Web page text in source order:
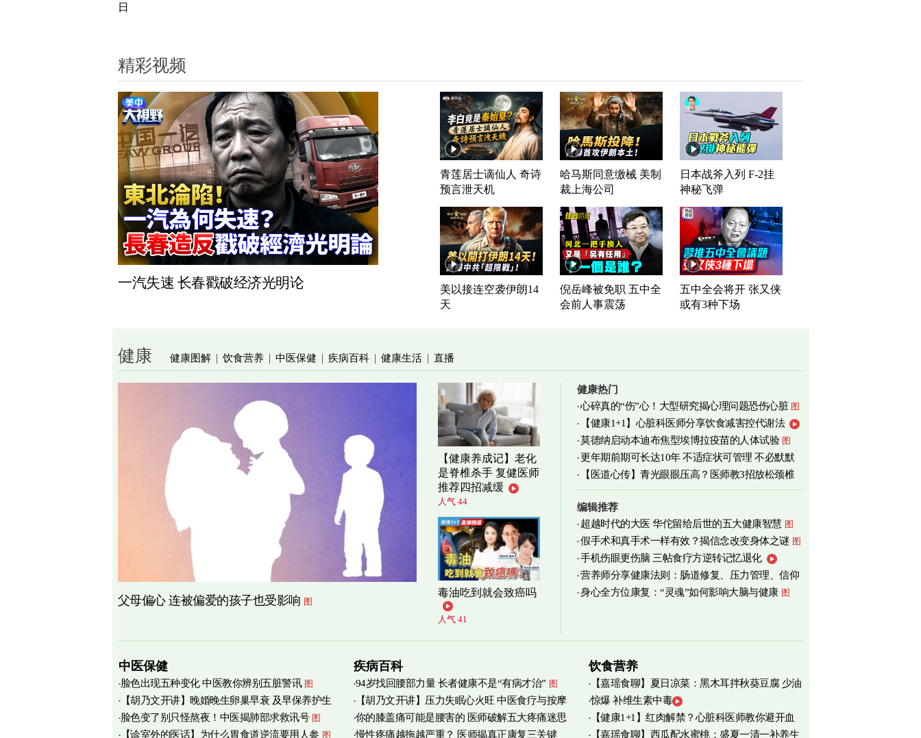
日
精彩视频
一汽失速 长春戳破经济光明论
青莲居士谪仙人 奇诗
预言泄天机
哈马斯同意缴械 美制
裁上海公司
日本战斧入列 F-2挂
神秘飞弹
美以接连空袭伊朗14
天
倪岳峰被免职 五中全
会前人事震荡
五中全会将开 张又侠
或有3种下场
健康 健康图解 | 饮食营养 | 中医保健 | 疾病百科 | 健康生活 | 直播
父母偏心 连被偏爱的孩子也受影响 图
【健康养成记】老化
是脊椎杀手 复健医师
推荐四招减缓
人气 44
毒油吃到就会致癌吗
人气 41
健康热门
心碎真的“伤”心！大型研究揭心理问题恐伤心脏 图
【健康1+1】心脏科医师分享饮食减害控代谢法
莫德纳启动本迪布焦型埃博拉疫苗的人体试验 图
更年期前期可长达10年 不适症状可管理 不必默默
忍受 图
【医道心传】青光眼眼压高？医师教3招放松颈椎
图
编辑推荐
超越时代的大医 华佗留给后世的五大健康智慧 图
假手术和真手术一样有效？揭信念改变身体之谜 图
手机伤眼更伤脑 三帖食疗方逆转记忆退化
营养师分享健康法则：肠道修复、压力管理、信仰
实践 图
身心全方位康复：“灵魂”如何影响大脑与健康 图
中医保健
脸色出现五种变化 中医教你辨别五脏警讯 图
【胡乃文开讲】晚婚晚生卵巢早衰 及早保养护生
育
脸色变了别只怪熬夜！中医揭肺部求救讯号 图
【诊室外的医话】为什么胃食道逆流要用人参 图
疾病百科
94岁找回腰部力量 长者健康不是“有病才治” 图
【胡乃文开讲】压力失眠心火旺 中医食疗与按摩
自救
你的膝盖痛可能是腰害的 医师破解五大疼痛迷思
图
慢性疼痛越拖越严重？ 医师揭真正康复三关键
饮食营养
【嘉瑶食聊】夏日凉菜：黑木耳拌秋葵豆腐 少油
烟清爽养心 图
惊爆 补维生素中毒
【健康1+1】红肉解禁？心脏科医师教你避开血
【嘉瑶食聊】西瓜配水蜜桃：盛夏一清一补养生